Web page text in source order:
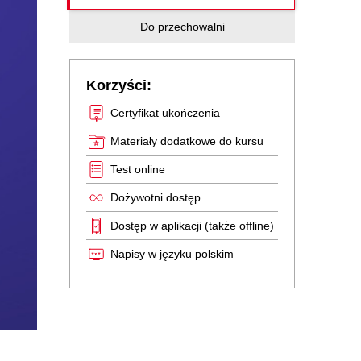
Do przechowalni
Korzyści:
Certyfikat ukończenia
Materiały dodatkowe do kursu
Test online
Dożywotni dostęp
Dostęp w aplikacji (także offline)
Napisy w języku polskim